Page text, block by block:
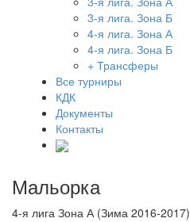
3-я лига. Зона Б
4-я лига. Зона А
4-я лига. Зона Б
+ Трансферы
Все турниры
КДК
Документы
Контакты
Мальорка
4-я лига Зона А (Зима 2016-2017)